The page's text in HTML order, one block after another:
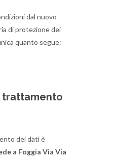
dal nuovo
di protezione dei
quanto segue:
trattamento
dei dati è
a Foggia Via Via